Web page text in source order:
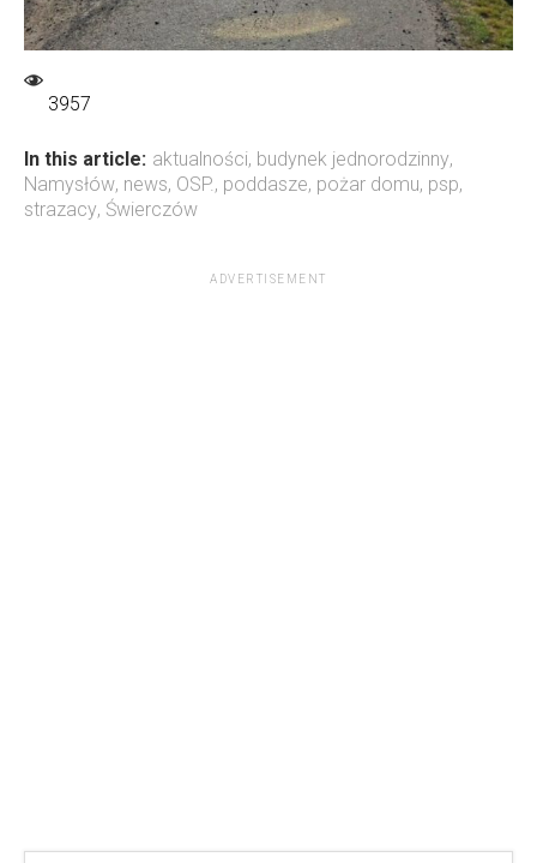
3957
In this article: aktualności, budynek jednorodzinny,
Namysłów, news, OSP., poddasze, pożar domu, psp,
strazacy, Świerczów
ADVERTISEMENT